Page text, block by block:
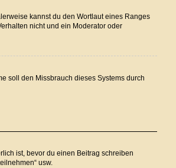
kannst du den Wortlaut eines Ranges
nicht und ein Moderator oder
soll den Missbrauch dieses Systems durch
ist, bevor du einen Beitrag schreiben
usw.